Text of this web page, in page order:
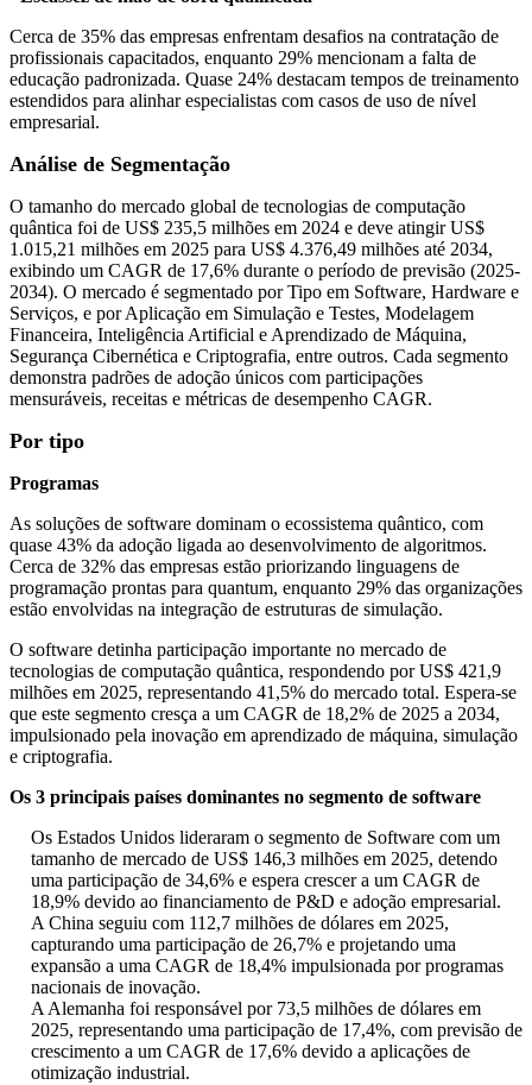
Cerca de 35% das empresas enfrentam desafios na contratação de
profissionais capacitados, enquanto 29% mencionam a falta de
educação padronizada. Quase 24% destacam tempos de treinamento
estendidos para alinhar especialistas com casos de uso de nível
empresarial.
Análise de Segmentação
O tamanho do mercado global de tecnologias de computação
quântica foi de US$ 235,5 milhões em 2024 e deve atingir US$
1.015,21 milhões em 2025 para US$ 4.376,49 milhões até 2034,
exibindo um CAGR de 17,6% durante o período de previsão (2025-
2034). O mercado é segmentado por Tipo em Software, Hardware e
Serviços, e por Aplicação em Simulação e Testes, Modelagem
Financeira, Inteligência Artificial e Aprendizado de Máquina,
Segurança Cibernética e Criptografia, entre outros. Cada segmento
demonstra padrões de adoção únicos com participações
mensuráveis, receitas e métricas de desempenho CAGR.
Por tipo
Programas
As soluções de software dominam o ecossistema quântico, com
quase 43% da adoção ligada ao desenvolvimento de algoritmos.
Cerca de 32% das empresas estão priorizando linguagens de
programação prontas para quantum, enquanto 29% das organizações
estão envolvidas na integração de estruturas de simulação.
O software detinha participação importante no mercado de
tecnologias de computação quântica, respondendo por US$ 421,9
milhões em 2025, representando 41,5% do mercado total. Espera-se
que este segmento cresça a um CAGR de 18,2% de 2025 a 2034,
impulsionado pela inovação em aprendizado de máquina, simulação
e criptografia.
Os 3 principais países dominantes no segmento de software
Os Estados Unidos lideraram o segmento de Software com um
tamanho de mercado de US$ 146,3 milhões em 2025, detendo
uma participação de 34,6% e espera crescer a um CAGR de
18,9% devido ao financiamento de P&D e adoção empresarial.
A China seguiu com 112,7 milhões de dólares em 2025,
capturando uma participação de 26,7% e projetando uma
expansão a uma CAGR de 18,4% impulsionada por programas
nacionais de inovação.
A Alemanha foi responsável por 73,5 milhões de dólares em
2025, representando uma participação de 17,4%, com previsão de
crescimento a um CAGR de 17,6% devido a aplicações de
otimização industrial.